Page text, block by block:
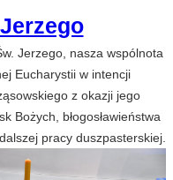
Jerzego, nasza wspólnota
Eucharystii w intencji
z okazji jego
Bożych, błogosławieństwa
pracy duszpasterskiej.